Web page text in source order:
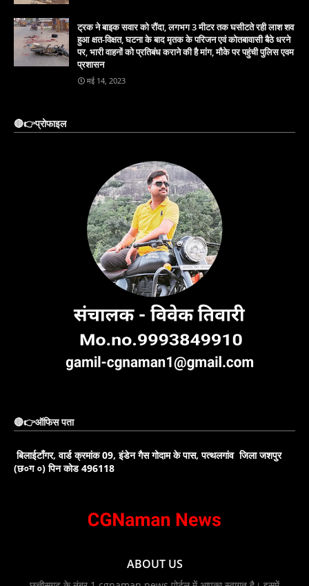
ट्रक ने बाइक सवार को रौंदा, लगभग 3 मीटर तक घसीटते रही लाश शव
हुआ क्षत-विक्षत, घटना के बाद मृतक के परिजन एवं कोतबावासी बैठे धरने
पर, भारी वाहनों को प्रतिबंध कराने की है मांग, मौके पर पहुंची पुलिस एवम
प्रशासन
मई 14, 2023
🔴👉प्रोफाइल
🔴👉ऑफिस पता
बिलाईटाँगर, वार्ड क्रमांक 09, इंडेन गैस गोदाम के पास, पत्थलगांव जिला जशपुर
(छ०ग ०) पिन कोड 496118
ABOUT US